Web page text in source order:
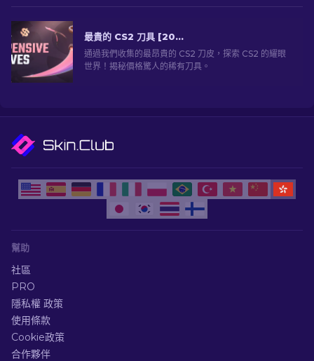
最貴的 CS2 刀具 [2026]
通過我們收集的最昂貴的 CS2 刀皮，探索 CS2 的耀眼
世界！揭秘價格驚人的稀有刀具。
幫助
社區
PRO
隱私權 政策
使用條款
Cookie政策
合作夥伴